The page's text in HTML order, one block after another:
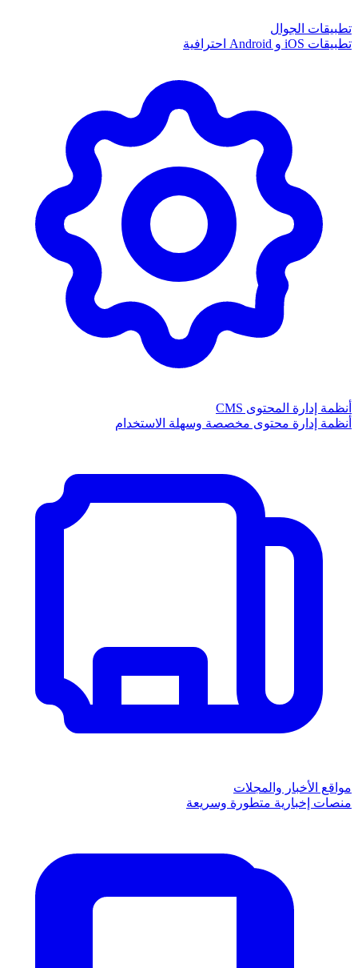
تطبيقات الجوال
تطبيقات iOS و Android احترافية
أنظمة إدارة المحتوى CMS
أنظمة إدارة محتوى مخصصة وسهلة الاستخدام
مواقع الأخبار والمجلات
منصات إخبارية متطورة وسريعة